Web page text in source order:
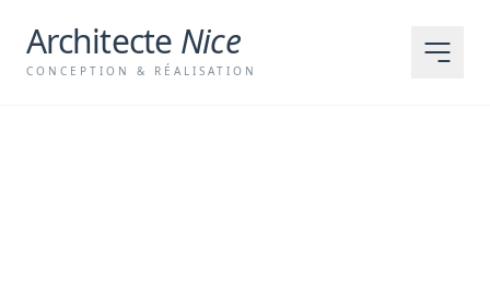
Architecte Nice
CONCEPTION & RÉALISATION